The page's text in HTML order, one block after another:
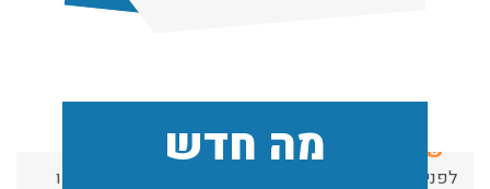
מה חדש
שירותי אריזה:
שצריך! פורטל המובילים בישראל מציע לכם שירותי אריזה
ברמה הגבוהה ביותר, לקבלת הצעת מחיר כנסו עכשיו